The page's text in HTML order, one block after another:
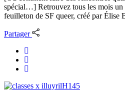
spécial…] Retrouvez tous les mois un
feuilleton de SF queer, créé par Élise
Partager